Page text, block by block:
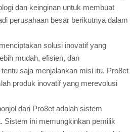
dan keinginan untuk membuat
perusahaan besar berikutnya dalam
solusi inovatif yang
mudah, efisien, dan
saja menjalankan misi itu. Pro8et
produk inovatif yang merevolusi
dari Pro8et adalah sistem
Sistem ini memungkinkan pemilik